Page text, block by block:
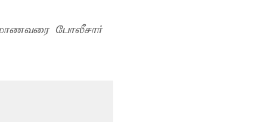
மாணவரை போலீசார்